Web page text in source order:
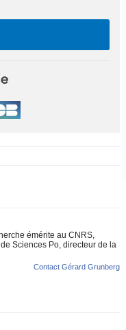
émérite au CNRS,
Sciences Po, directeur de la
Contact Gérard Grunberg